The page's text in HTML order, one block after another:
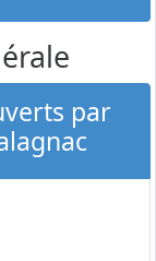
par